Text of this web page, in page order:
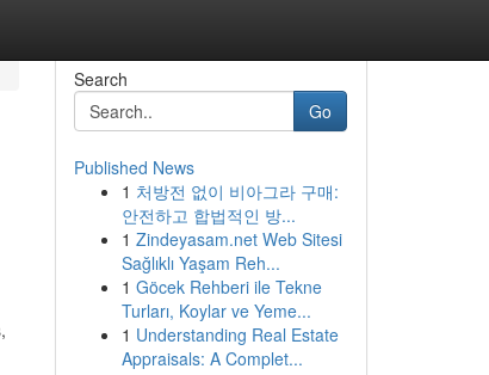
Search
Go
Published News
1 처방전 없이 비아그라 구매:
안전하고 합법적인 방...
1 Zindeyasam.net Web Sitesi
Sağlıklı Yaşam Reh...
1 Göcek Rehberi ile Tekne
Turları, Koylar ve Yeme...
1 Understanding Real Estate
Appraisals: A Complet...